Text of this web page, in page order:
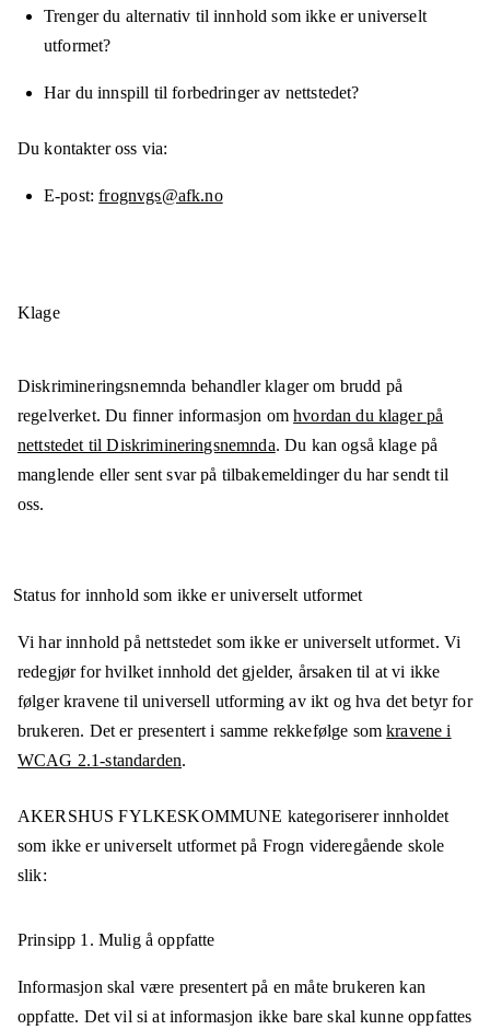
Trenger du alternativ til innhold som ikke er universelt
utformet?
Har du innspill til forbedringer av nettstedet?
Du kontakter oss via:
E-post frognvgs@afk.no
Klage
Diskrimineringsnemnda behandler klager om brudd på
regelverket. Du finner informasjon omhvordan du klager på
nettstedet til Diskrimineringsnemnda. Du kan også klage på
manglende eller sent svar på tilbakemeldinger du har sendt til
oss.
Status for innhold som ikke er universelt utformet
Vi har innhold på nettstedet som ikke er universelt utformet. Vi
redegjør for hvilket innhold det gjelder, årsaken til at vi ikke
følger kravene til universell utforming av ikt og hva det betyr for
brukeren. Det er presentert i samme rekkefølge somkravene i
WCAG 2.1-standarden.
AKERSHUS FYLKESKOMMUNE kategoriserer innholdet
som ikke er universelt utformet på Frogn videregående skole
slik:
Prinsipp 1. Mulig å oppfatte
Informasjon skal være presentert på en måte brukeren kan
oppfatte. Det vil si at informasjon ikke bare skal kunne oppfattes